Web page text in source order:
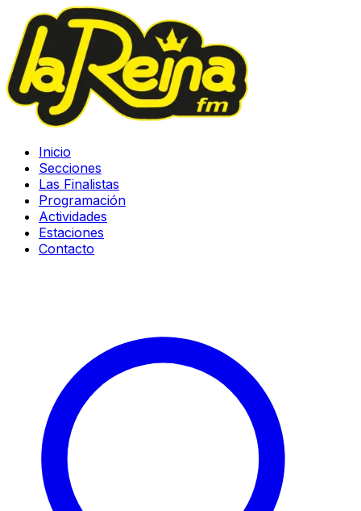
Inicio
Secciones
Las Finalistas
Programación
Actividades
Estaciones
Contacto